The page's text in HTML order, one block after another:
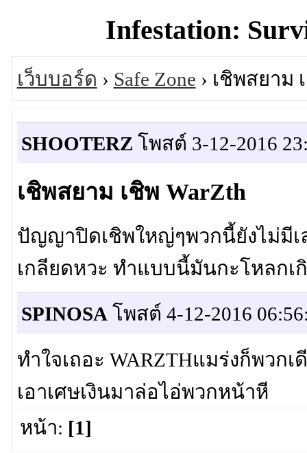
Infestation:
เว็บบอร์ด › Safe Zone › เชิพสยาม
SHOOTERZ โพสต์ 3-12-2016
เชิพสยาม เชิพ WarZth
ปัญญาปิดเชิพใหญ่ๆพวกนี้ยังไม่มี
เกลียดหวะ ทำแบบนี้มันกะโหลกเ
SPINOSAโพสต์ 4-12-2016
ทำใจเถอะ WARZTHแมร่งก็พวก
เอาเศษเงินมาล่อไอ่พวกหน้าหี
หน้า: [1]